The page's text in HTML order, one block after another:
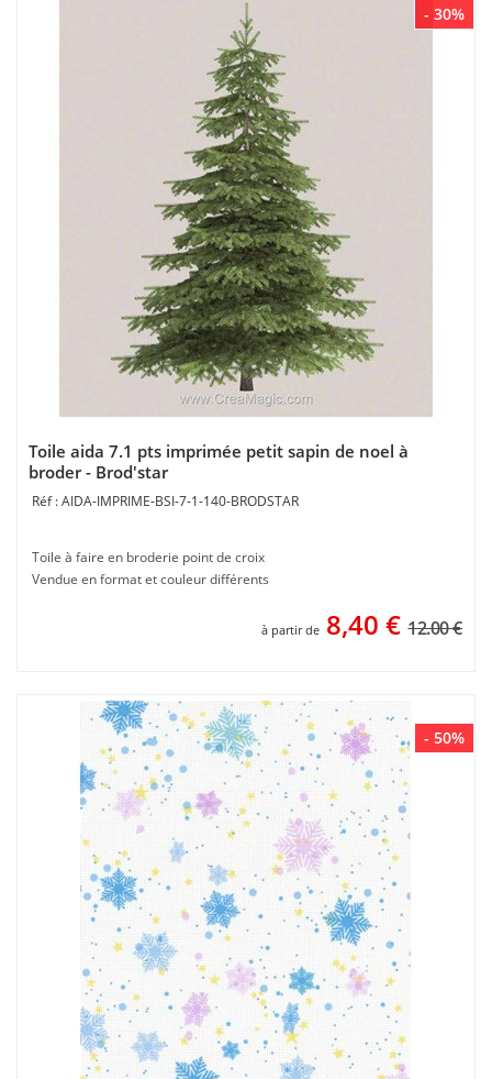
- 30%
Toile aida 7.1 pts imprimée petit sapin de noel à
broder - Brod'star
AIDA-IMPRIME-BSI-7-1-140-BRODSTAR
Toile à faire en broderie point de croix
Vendue en format et couleur différents
à partir de 8,40 € 12.00 €
- 50%